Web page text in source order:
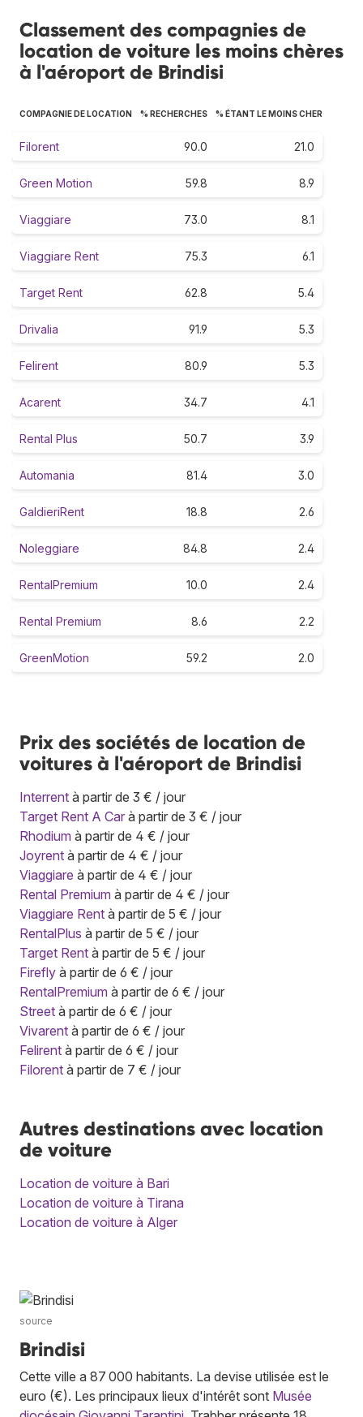
Classement des compagnies de
location de voiture les moins chères
à l'aéroport de Brindisi
COMPAGNIE DE LOCATION % RECHERCHES % ÉTANT LE MOINS CHER
Filorent 90.0 21.0
Green Motion 59.8 8.9
Viaggiare 73.0 8.1
Viaggiare Rent 75.3 6.1
Target Rent 62.8 5.4
Drivalia 91.9 5.3
Felirent 80.9 5.3
Acarent 34.7 4.1
Rental Plus 50.7 3.9
Automania 81.4 3.0
GaldieriRent 18.8 2.6
Noleggiare 84.8 2.4
RentalPremium 10.0 2.4
Rental Premium 8.6 2.2
GreenMotion 59.2 2.0
Prix des sociétés de location de
voitures à l'aéroport de Brindisi
Interrent à partir de 3 € / jour
Target Rent A Car à partir de 3 € / jour
Rhodium à partir de 4 € / jour
Joyrent à partir de 4 € / jour
Viaggiare à partir de 4 € / jour
Rental Premium à partir de 4 € / jour
Viaggiare Rent à partir de 5 € / jour
RentalPlus à partir de 5 € / jour
Target Rent à partir de 5 € / jour
Firefly à partir de 6 € / jour
RentalPremium à partir de 6 € / jour
Street à partir de 6 € / jour
Vivarent à partir de 6 € / jour
Felirent à partir de 6 € / jour
Filorent à partir de 7 € / jour
Autres destinations avec location
de voiture
Location de voiture à Bari
Location de voiture à Tirana
Location de voiture à Alger
source
Brindisi
Cette ville a 87 000 habitants. La devise utilisée est le
euro (€). Les principaux lieux d'intérêt sont Musée